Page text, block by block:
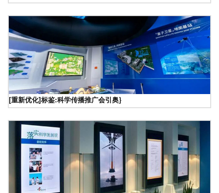
[重新优化]标鉴:科学传播推广会引奥}